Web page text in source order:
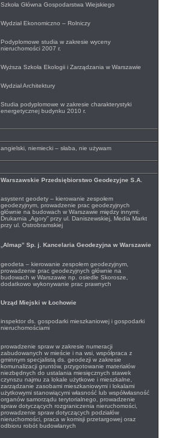
Szkoła Główna Gospodarstwa Wiejskiego
Wydział Ekonomiczno – Rolniczy
Podyplomowe studia w zakresie wyceny
nieruchomości 2007 r.
Wyższa Szkoła Ekologii i Zarządzania w Warszawie
Wydział Architektury
Studia podyplomowe w zakresie charakterystyki
energetycznej budynku 2010 r.
angielski, niemiecki – słaba, nie używam
Warszawskie Przedsiębiorstwo Geodezyjne S.A.
asystent geodety – kierowanie zespołem
geodezyjnym, prowadzenie prac geodezyjnych
głównie na budowach w Warszawie między innymi:
Drukarnia „Agory” przy ul. Daniszewskiej, Media Markt
przy ul. Ostrobramskiej
„Almap” Sp. j. Kancelaria Geodezyjna w Warszawie
geodeta – kierowanie zespołem geodezyjnym,
prowadzenie prac geodezyjnych głównie na
budowach w Warszawie np. osiedle Skorosze,
dodatkowo wykonywanie prac prawnych
Urząd Miejski w Łochowie
inspektor ds. gospodarki mieszkaniowej i gospodarki
nieruchomościami
prowadzenie spraw w zakresie numeracji
zabudowanych w mieście i na wsi, współpraca z
gminnym specjalistą ds. geodezji w zakresie
komunalizacji gruntów, przygotowanie materiałów
niezbędnych do ustalania miesięcznych stawek
czynszu najmu za lokale użytkowe i mieszkalne,
zarządzanie zasobami mieszkaniowymi i lokalami
użytkowymi stanowiącymi własność lub współwłasność
organów samorządu terytorialnego, prowadzenie
spraw dotyczących rozgraniczenia nieruchomości,
prowadzenie spraw dotyczących podziałów
nieruchomości, praca w komisji przetargowej oraz
odbioru robót budowlanych